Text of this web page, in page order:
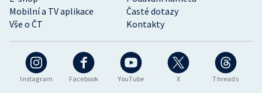
Instagram Facebook YouTube X Threads
Mobilní a TV aplikace
Časté dotazy
Vše o ČT
Kontakty